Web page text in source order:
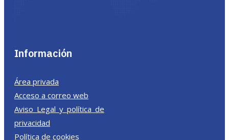
Información
Área privada
Acceso a correo web
Aviso Legal y política de
privacidad
Política de cookies